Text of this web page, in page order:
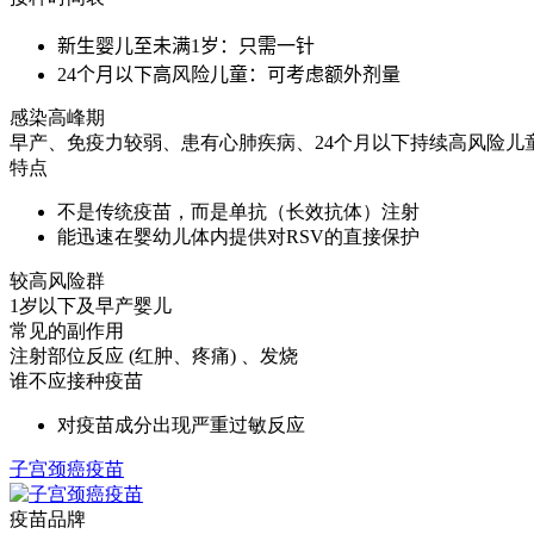
新生婴儿至未满1岁：只需一针
24个月以下高风险儿童：可考虑额外剂量
感染高峰期
早产、免疫力较弱、患有心肺疾病、24个月以下持续高风险儿
特点
不是传统疫苗，而是单抗（长效抗体）注射
能迅速在婴幼儿体内提供对RSV的直接保护
较高风险群
1岁以下及早产婴儿
常见的副作用
注射部位反应 (红肿、疼痛) 、发烧
谁不应接种疫苗
对疫苗成分出现严重过敏反应
子宫颈癌疫苗
疫苗品牌